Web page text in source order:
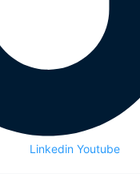
Linkedin Youtube